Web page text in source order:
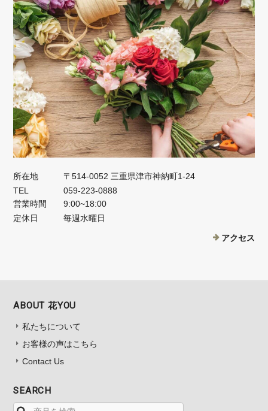
所在地
〒514-0052 三重県津市神納町1-24
TEL
059-223-0888
営業時間
9:00~18:00
定休日
毎週水曜日
アクセス
ABOUT 花YOU
私たちについて
お客様の声はこちら
Contact Us
SEARCH